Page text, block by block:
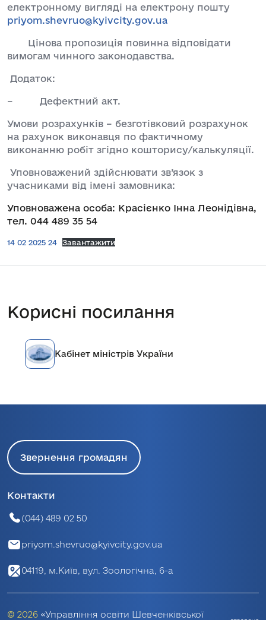
електронному вигляді на електрону пошту
priyom.shevruo@kyivcity.gov.ua
Цінова пропозиція повинна відповідати
вимогам чинного законодавства.
Додаток:
– Дефектний акт.
Умови розрахунків – безготівковий розрахунок
на рахунок виконавця по фактичному
виконанню робіт згідно кошторису/калькуляції.
Уповноважений здійснювати зв’язок з
учасниками від імені замовника:
Уповноважена особа: Красієнко Інна Леонідівна,
тел. 044 489 35 54
14 02 2025 24 Завантажити
Корисні посилання
Кабінет міністрів України
Звернення громадян
Контакти
(044) 489 02 50
priyom.shevruo@kyivcity.gov.ua
04119, м.Київ, вул. Зоологічна, 6-а
© 2026 «Управління освіти Шевченківської